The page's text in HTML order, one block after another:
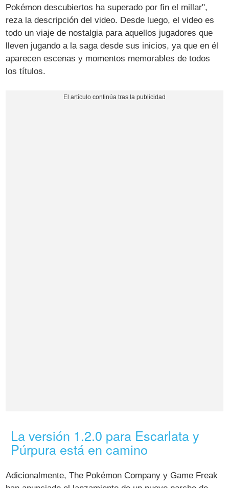
Pokémon descubiertos ha superado por fin el millar",
reza la descripción del video. Desde luego, el video es
todo un viaje de nostalgia para aquellos jugadores que
lleven jugando a la saga desde sus inicios, ya que en él
aparecen escenas y momentos memorables de todos
los títulos.
La versión 1.2.0 para Escarlata y
Púrpura está en camino
Adicionalmente, The Pokémon Company y Game Freak